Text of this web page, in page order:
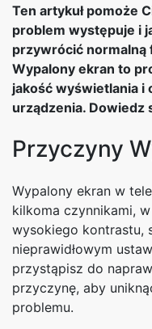
Ten artykuł pomoże
problem występuje i
przywrócić normalną
Wypalony ekran to
jakość wyświetlania i
urządzenia. Dowiedz
Przyczyny
Wypalony ekran w
kilkoma czynnikami,
wysokiego kontrastu,
nieprawidłowym
przystąpisz do
przyczynę, aby
problemu.